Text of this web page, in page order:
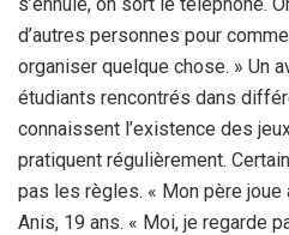
d’autres personnes pour
organiser quelque chose. » Un
étudiants rencontrés dans
connaissent l’existence des
pratiquent régulièrement.
pas les règles. « Mon père joue
Anis, 19 ans. « Moi, je regarde